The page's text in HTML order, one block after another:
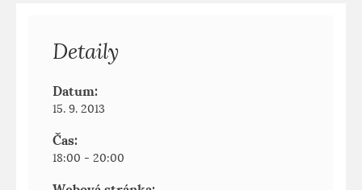
Detaily
Datum:
15. 9. 2013
Čas:
18:00 - 20:00